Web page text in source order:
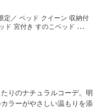
定／ ベッド クイーン 収納付
ド 宮付き すのこベッド すの
/ 宮付き ベッド 木製 宮棚
のこベッド sanjp-0450
りのナチュラルコーデ。明
ラーがやさしい温もりを添